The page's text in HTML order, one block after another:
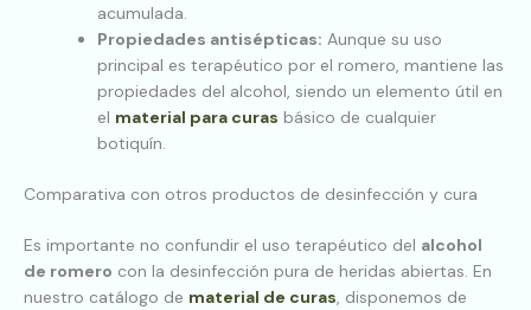
acumulada.
Propiedades antisépticas: Aunque su uso
principal es terapéutico por el romero, mantiene las
propiedades del alcohol, siendo un elemento útil en
el material para curas básico de cualquier
botiquín.
Comparativa con otros productos de desinfección y cura
Es importante no confundir el uso terapéutico del alcohol
de romero con la desinfección pura de heridas abiertas. En
nuestro catálogo de material de curas, disponemos de